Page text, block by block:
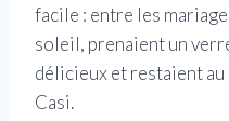
facile : entre les
soleil, prenaient un
délicieux et restaient au
Casi.